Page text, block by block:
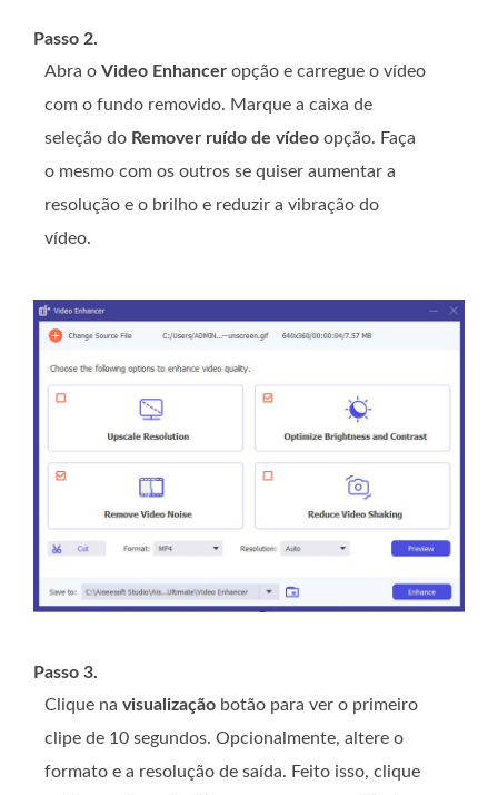
Passo 2.
Abra o Video Enhancer opção e carregue o vídeo
com o fundo removido. Marque a caixa de
seleção do Remover ruído de vídeo opção. Faça
o mesmo com os outros se quiser aumentar a
resolução e o brilho e reduzir a vibração do
vídeo.
Passo 3.
Clique na visualização botão para ver o primeiro
clipe de 10 segundos. Opcionalmente, altere o
formato e a resolução de saída. Feito isso, clique